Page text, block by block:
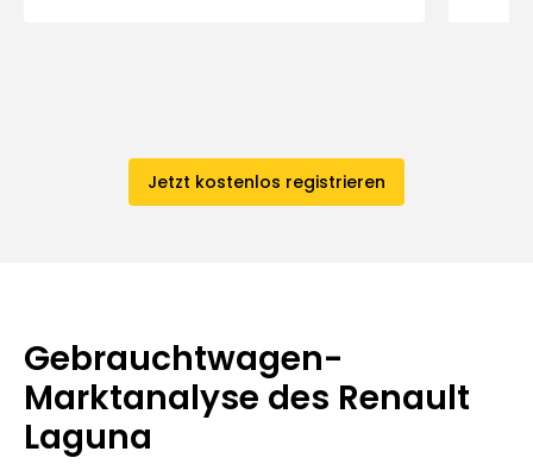
Jetzt kostenlos registrieren
Gebrauchtwagen-
Marktanalyse des Renault
Laguna